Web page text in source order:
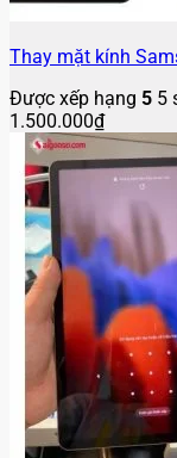
Thay mặt kính
Được xếp hạng 5 5
1.500.000₫